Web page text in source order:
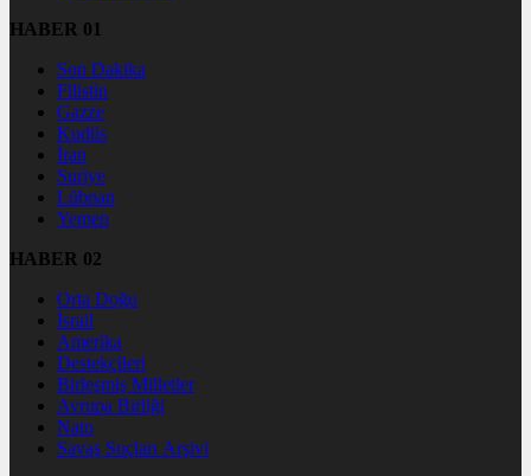
HABER 01
Son Dakika
Filistin
Gazze
Kudüs
İran
Suriye
Lübnan
Yemen
HABER 02
Orta Doğu
İsrail
Amerika
Destekçileri
Birleşmiş Milletler
Avrupa Birliği
Nato
Savaş Suçları Arşivi